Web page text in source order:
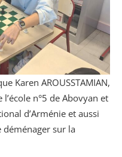
Karen AROUSSTAMIAN,
l’école n°5 de Abovyan et
d’Arménie et aussi
déménager sur la